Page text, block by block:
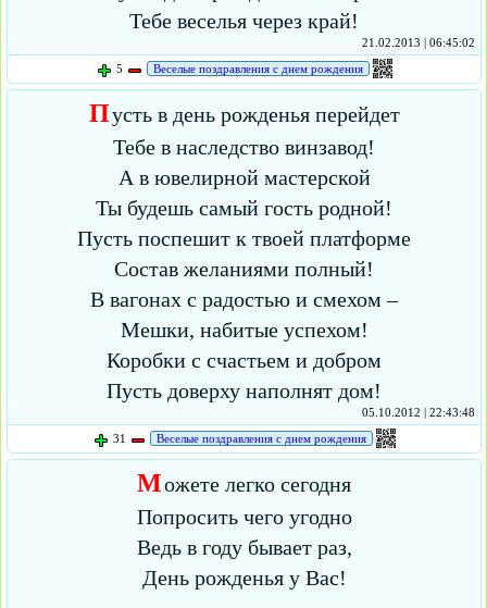
Тебе веселья через край!
21.02.2013 | 06:45:02
5
Веселые поздравления с днем рождения
Пусть в день рожденья перейдет
Тебе в наследство винзавод!
А в ювелирной мастерской
Ты будешь самый гость родной!
Пусть поспешит к твоей платформе
Состав желаниями полный!
В вагонах с радостью и смехом –
Мешки, набитые успехом!
Коробки с счастьем и добром
Пусть доверху наполнят дом!
05.10.2012 | 22:43:48
31
Веселые поздравления с днем рождения
Можете легко сегодня
Попросить чего угодно
Ведь в году бывает раз,
День рожденья у Вас!